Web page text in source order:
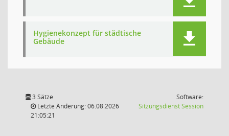
Hygienekonzept für städtische
Gebäude
3 Sätze
Letzte Änderung: 06.08.2026
21:05:21
Software:
SitzungsdienstSession(Wird in